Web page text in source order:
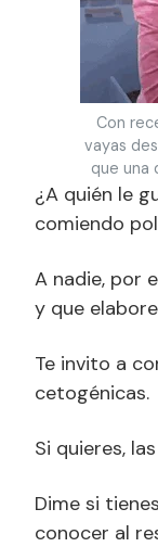
Con
vayas
que una
¿A quién le
comiendo
A nadie, por
y que
Te invito a
cetogénicas.
Si quieres,
Dime si
conocer al